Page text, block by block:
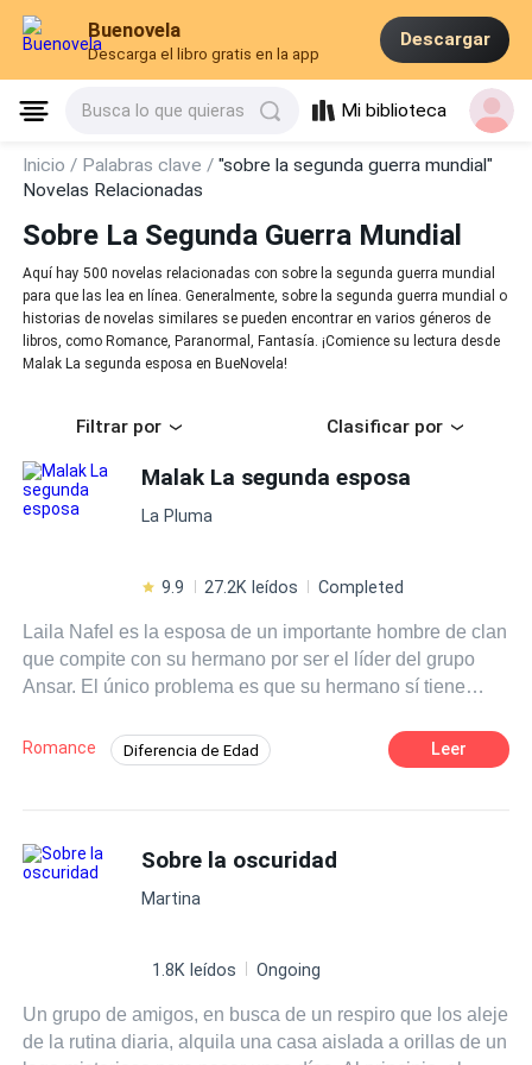
Buenovela
Descarga el libro gratis en la app
Descargar
Busca lo que quieras Mi biblioteca
Inicio / Palabras clave /"sobre la segunda guerra mundial"
Novelas Relacionadas
Sobre La Segunda Guerra Mundial
Aquí hay 500 novelas relacionadas con sobre la segunda guerra mundial
para que las lea en línea. Generalmente, sobre la segunda guerra mundial o
historias de novelas similares se pueden encontrar en varios géneros de
libros, como Romance, Paranormal, Fantasía. ¡Comience su lectura desde
Malak La segunda esposa en BueNovela!
Filtrar por Clasificar por
Malak La segunda esposa
La Pluma
9.9 27.2K leídos Completed
Laila Nafel es la esposa de un importante hombre de clan
que compite con su hermano por ser el líder del grupo
Ansar. El único problema es que su hermano sí tiene
segunda esposa para Hanza. En un penoso incidente
conoce a Malak, una joven hermosa y de buen corazón a
clan Ansar, además de ganarse el afecto de un rebelde
Hanza que la repudia por verla una competencia contra
su bella esposa Laila, a quien ama profundamente. El
de su primera esposa y la bella y dulce Malak que lo
Malak? ¿O su terrible hermano los separará para
siempre?
Romance Diferencia de Edad
Contemporánea Mujeriego Venganza
Leer
Sobre la oscuridad
Martina
1.8K leídos Ongoing
Un grupo de amigos, en busca de un respiro que los aleje
de la rutina diaria, alquila una casa aislada a orillas de un